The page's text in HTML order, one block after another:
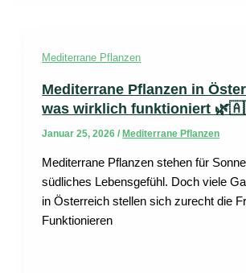
Mediterrane Pflanzen
Mediterrane Pflanzen in
was wirklich funktioniert
Januar 25, 2026/ Mediterrane Pflanzen
Mediterrane Pflanzen stehen für
südliches Lebensgefühl. Doch viele
in Österreich stellen sich zurecht die
Funktionieren